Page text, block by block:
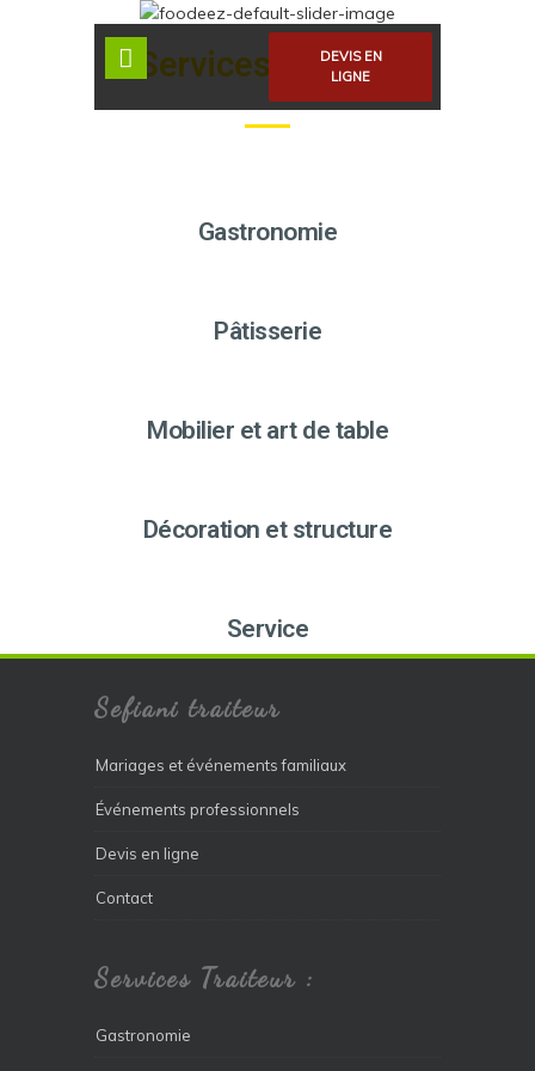
DEVIS EN
LIGNE
Services Traiteur
Gastronomie
Pâtisserie
Mobilier et art de table
Décoration et structure
Service
Sefiani traiteur
Mariages et événements familiaux
Événements professionnels
Devis en ligne
Contact
Services Traiteur :
Gastronomie